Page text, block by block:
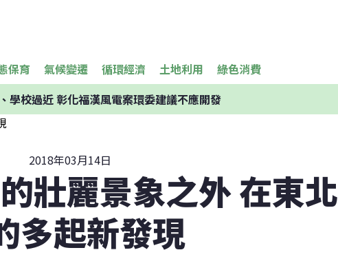
保育 氣候變遷 循環經濟 土地利用 綠色消費
學校過近 彰化福漢風電案環委建議不應開發
2018年03月14日
壯麗景象之外 在東北
多起新發現